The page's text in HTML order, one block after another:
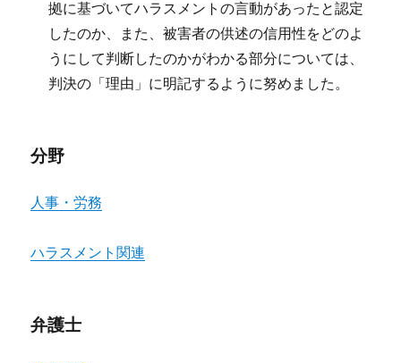
拠に基づいてハラスメントの言動があったと認定
したのか、また、被害者の供述の信用性をどのよ
うにして判断したのかがわかる部分については、
判決の「理由」に明記するように努めました。
分野
人事・労務
ハラスメント関連
弁護士